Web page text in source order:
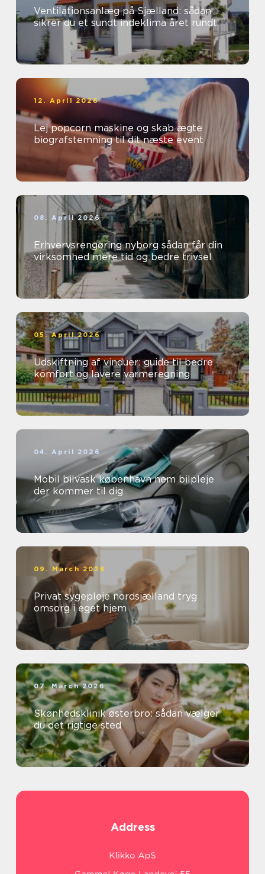
Ventilationsanlæg på Sjælland: sådan
sikrer du et sundt indeklima året rundt
12. April 2026
Lej popcorn maskine og skab ægte
biografstemning til dit næste event
08. April 2026
Erhvervsrengøring nyborg sådan får din
virksomhed mere tid og bedre trivsel
05. April 2026
Udskiftning af vinduer: guide til bedre
komfort og lavere varmeregning
04. April 2026
Mobil bilvask københavn nem bilpleje
der kommer til dig
09. March 2026
Privat sygepleje nordsjælland tryg
omsorg i eget hjem
07. March 2026
Skønhedsklinik østerbro: sådan vælger
du det rigtige sted
Address